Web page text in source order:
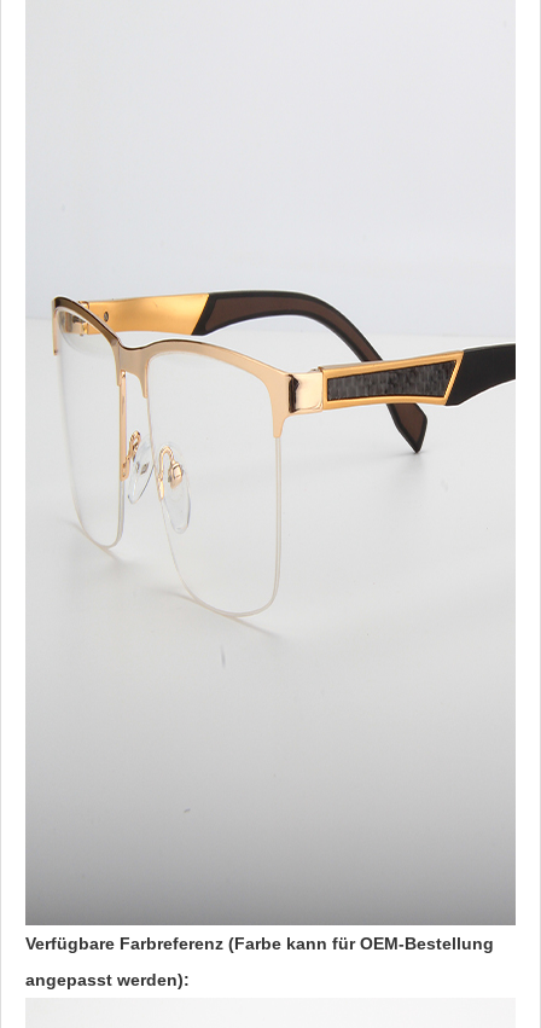
Verfügbare Farbreferenz (Farbe kann für OEM-Bestellung
angepasst werden):